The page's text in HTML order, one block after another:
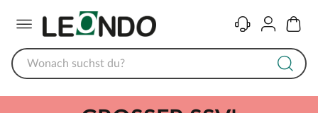
KontaktKonto